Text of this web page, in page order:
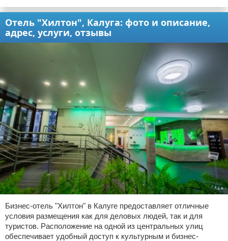
Отель "Хилтон", Калуга: фото и описание,
адрес, услуги, отзывы
Бизнес-отель "Хилтон" в Калуге предоставляет отличные
условия размещения как для деловых людей, так и для
туристов. Расположение на одной из центральных улиц
обеспечивает удобный доступ к культурным и бизнес-